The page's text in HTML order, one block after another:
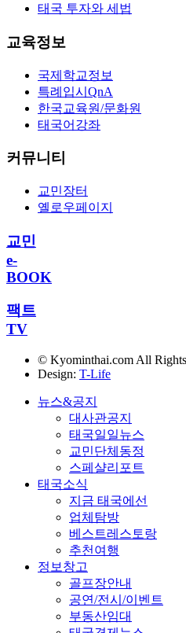
태국 투자와 세법
교육정보
국제학교정보
특례입시QnA
한국교육원/문화원
태국어강좌
커뮤니티
교민장터
옐로우페이지
교민
e-
BOOK
팩트
TV
© Kyominthai.com All Rights
Design: T-Life
뉴스&공지
대사관공지
태국일일뉴스
교민단체동정
스페샬리포트
태국소식
지금 태국에선
업체탐방
베스트레스토랑
추천여행
정보창고
골프장안내
공연/전시/이벤트
부동산임대